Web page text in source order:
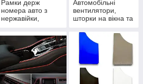
Рамки держ
номера авто з
нержавійки,
силіконові
Автомобільні
вентилятори,
шторки на вікна та